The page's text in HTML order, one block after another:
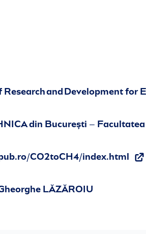
and Development for
din București –
CO2toCH4/index.html
LĂZĂROIU